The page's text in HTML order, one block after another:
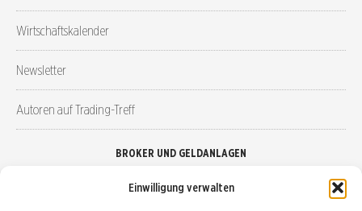
Einwilligung verwalten
Wirtschaftskalender
Newsletter
Autoren auf Trading-Treff
BROKER UND GELDANLAGEN